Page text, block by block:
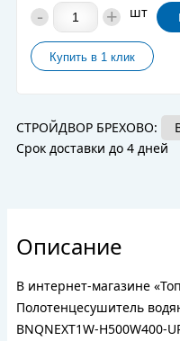
- + шт
СТРОЙДВОР БРЕХОВО:
Срок доставки до 4 дней
Описание
В интернет-магазине
Полотенцесушитель
BNQNEXT1W-H500W400-